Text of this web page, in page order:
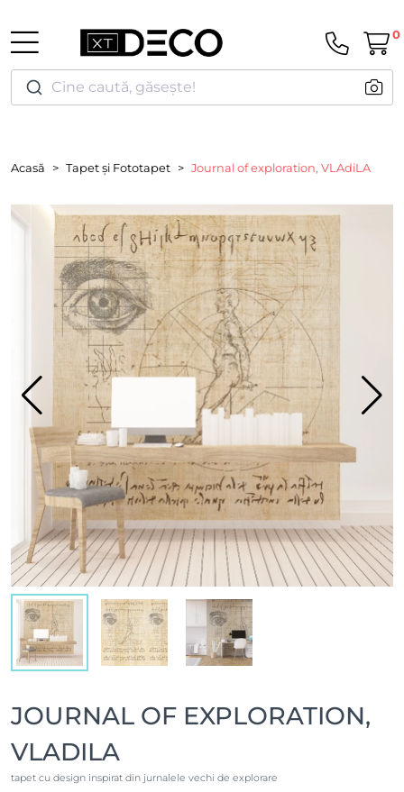
Cine caută, găsește!
0
Acasă Tapet și Fototapet Journal of exploration, VLAdiLA
JOURNAL OF EXPLORATION,
VLADILA
tapet cu design inspirat din jurnalele vechi de explorare